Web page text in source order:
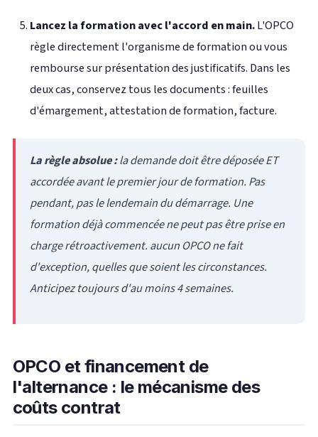
Lancez la formation avec l'accord en main.L'OPCO
règle directement l'organisme de formation ou vous
rembourse sur présentation des justificatifs. Dans les
deux cas, conservez tous les documents : feuilles
d'émargement, attestation de formation, facture.
La règle absolue :la demande doit être déposée ET
accordée avant le premier jour de formation. Pas
pendant, pas le lendemain du démarrage. Une
formation déjà commencée ne peut pas être prise en
charge rétroactivement. aucun OPCO ne fait
d'exception, quelles que soient les circonstances.
Anticipez toujours d'au moins 4 semaines.
OPCO et financement de
l'alternance : le mécanisme des
coûts contrat